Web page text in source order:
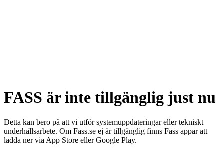
FASS är inte tillgänglig just nu
Detta kan bero på att vi utför systemuppdateringar eller tekniskt
underhållsarbete. Om Fass.se ej är tillgänglig finns Fass appar att
ladda ner via App Store eller Google Play.